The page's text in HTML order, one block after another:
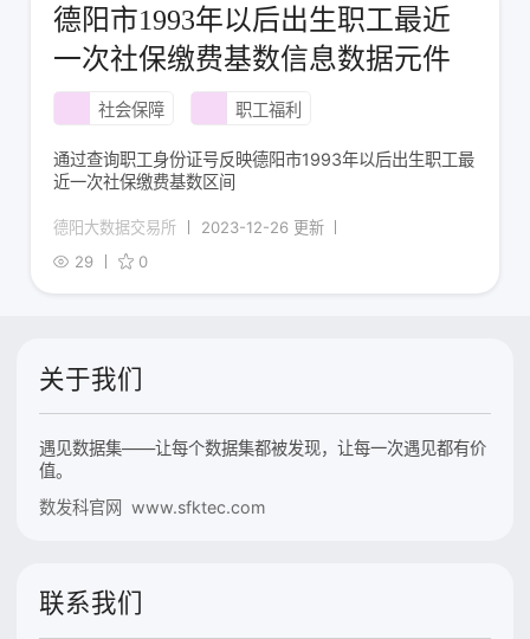
德阳市1993年以后出生职工最近
一次社保缴费基数信息数据元件
社会保障 职工福利
通过查询职工身份证号反映德阳市1993年以后出生职工最
近一次社保缴费基数区间
德阳大数据交易所
2023-12-26 更新
29
0
关于我们
遇见数据集——让每个数据集都被发现，让每一次遇见都有价
值。
数发科官网 www.sfktec.com
联系我们